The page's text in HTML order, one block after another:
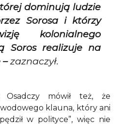
dominują ludzie
Sorosa i którzy
kolonialnego
Soros realizuje na
–zaznaczył.
Osadczy mówił też, że
klauna, który ani
w polityce”, więc nie